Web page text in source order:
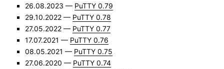
26.08.2023 — PuTTY 0.79
29.10.2022 — PuTTY 0.78
27.05.2022 — PuTTY 0.77
17.07.2021 — PuTTY 0.76
08.05.2021 — PuTTY 0.75
27.06.2020 — PuTTY 0.74